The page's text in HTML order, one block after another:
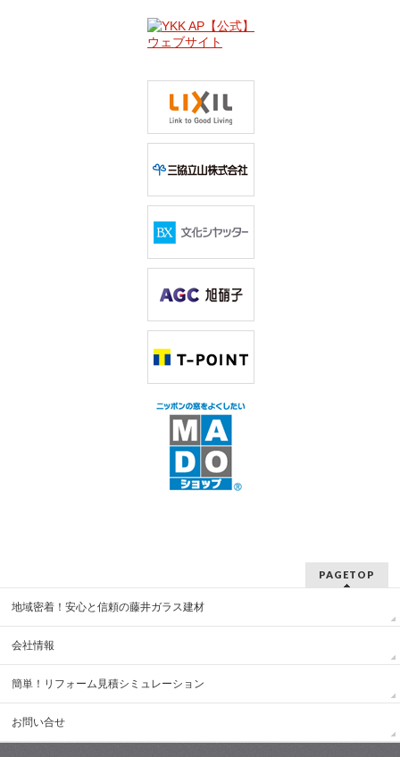
PAGETOP
地域密着！安心と信頼の藤井ガラス建材
会社情報
簡単！リフォーム見積シミュレーション
お問い合せ